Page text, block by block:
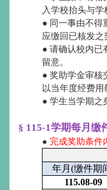
入学校抬头与学
● 同一事由不得
应缴回已核发之
● 请确认校内已
留意。
● 奖助学金审核
以当年度经费用
● 学生当学期之
§ 115-1学期每月缴
● 完成奖助条件
年月(缴件期
115.08-09